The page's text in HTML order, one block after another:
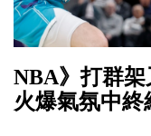
NBA》打群
火爆氣氛中終